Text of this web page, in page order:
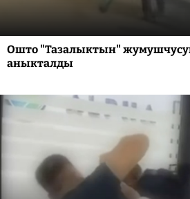
Ошто "Тазалыктын"
аныкталды